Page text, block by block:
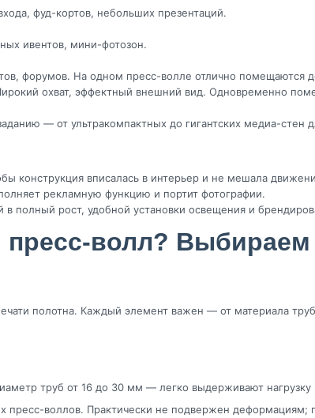
фуд-кортов, небольших презентаций.
ивентов, мини-фотозон.
форумов. На одном пресс-волле отлично помещаются
охват, эффектный внешний вид. Одновременно
— от ультракомпактных до гигантских медиа-стен
конструкция вписалась в интерьер и не мешала
рекламную функцию и портит фотографии.
полный рост, удобной установки освещения и
пресс-волл?
полотна. Каждый элемент важен — от материала
труб от 16 до 30 мм — легко выдерживают нагрузку
пресс-воллов. Практически не подвержен деформациям;